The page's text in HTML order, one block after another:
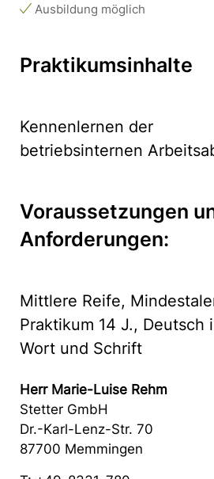
Ausbildung möglich
Praktikumsinhalte
Kennenlernen der
betriebsinternen
Voraussetzungen
Anforderungen:
Mittlere Reife,
Praktikum 14 J., Deutsch
Wort und Schrift
Herr Marie-Luise Rehm
Stetter GmbH
Dr.-Karl-Lenz-Str. 70
87700 Memmingen